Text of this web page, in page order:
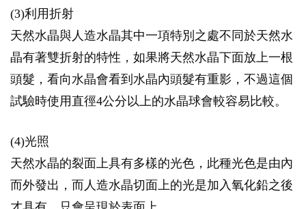
(3)利用折射
天然水晶與人造水晶其中一項特別之處不同於天然水
晶有著雙折射的特性，如果將天然水晶下面放上一根
頭髮，看向水晶會看到水晶內頭髮有重影，不過這個
試驗時使用直徑4公分以上的水晶球會較容易比較。
(4)光照
天然水晶的裂面上具有多樣的光色，此種光色是由內
而外發出，而人造水晶切面上的光是加入氧化鉛之後